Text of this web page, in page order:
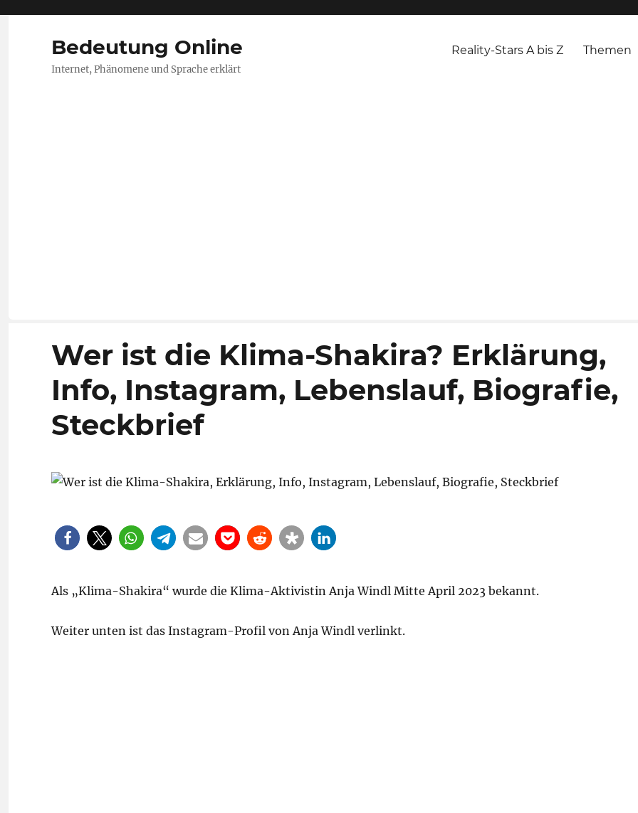
Bedeutung Online
Internet, Phänomene und Sprache erklärt
Reality-Stars A bis Z Themen
Wer ist die Klima-Shakira? Erklärung,
Info, Instagram, Lebenslauf, Biografie,
Steckbrief
Als „Klima-Shakira“ wurde die Klima-Aktivistin Anja Windl Mitte April 2023 bekannt.
Weiter unten ist das Instagram-Profil von Anja Windl verlinkt.